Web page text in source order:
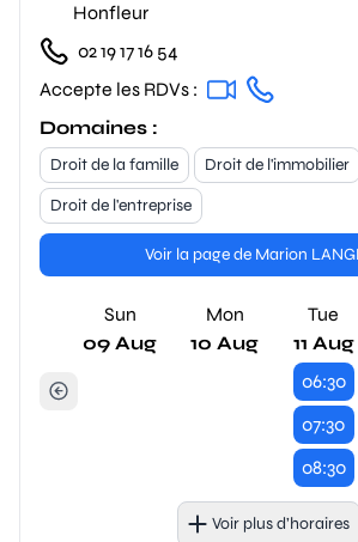
Honfleur
02 19 17 16 54
Accepte les RDVs :
Domaines :
Droit de la famille
Droit de l'immobilier
Droit de l'entreprise
Voir la page de Marion
Sun
09 Aug
Mon
10 Aug
Tue
11 Aug
06:30
07:30
08:30
Voir plus d’horaires